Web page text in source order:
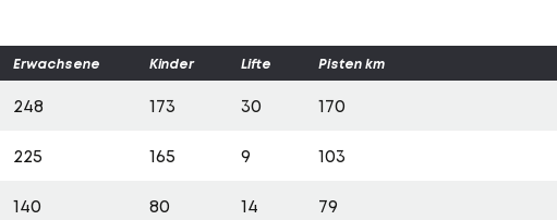
Erwachsene Kinder Lifte Pisten km
248 173 30 170
225 165 9 103
140 80 14 79